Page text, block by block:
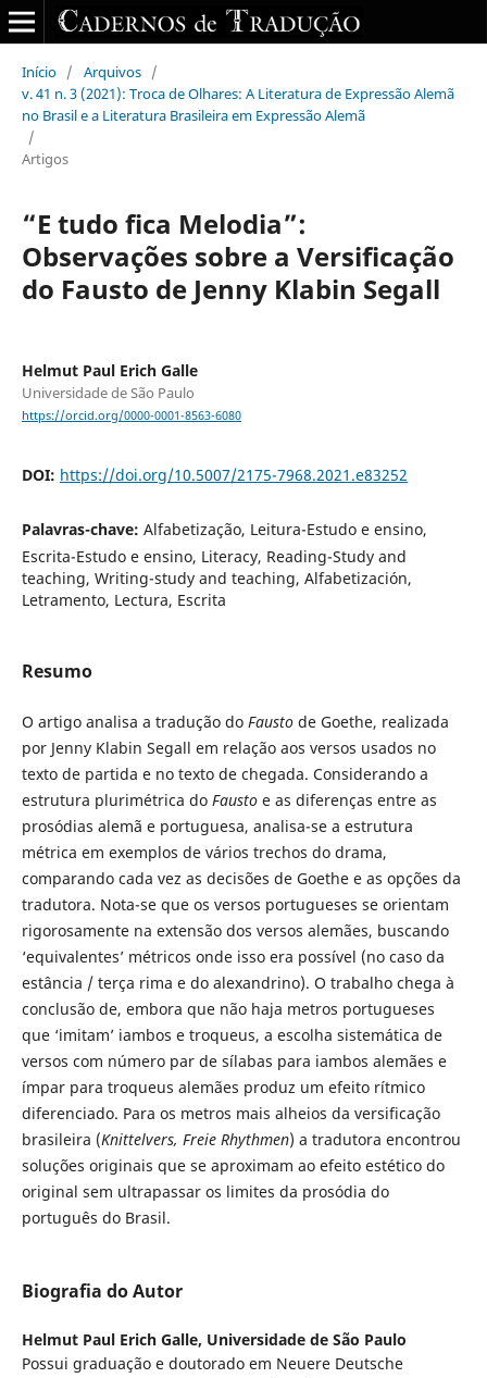
Início / Arquivos /
v. 41 n. 3 (2021): Troca de Olhares: A Literatura de Expressão Alemã
no Brasil e a Literatura Brasileira em Expressão Alemã
/
Artigos
“E tudo fica Melodia”:
Observações sobre a Versificação
do Fausto de Jenny Klabin Segall
Helmut Paul Erich Galle
Universidade de São Paulo
https://orcid.org/0000-0001-8563-6080
DOI: https://doi.org/10.5007/2175-7968.2021.e83252
Palavras-chave: Alfabetização, Leitura-Estudo e ensino,
Escrita-Estudo e ensino, Literacy, Reading-Study and
teaching, Writing-study and teaching, Alfabetización,
Letramento, Lectura, Escrita
Resumo
O artigo analisa a tradução do Faustode Goethe, realizada
por Jenny Klabin Segall em relação aos versos usados no
texto de partida e no texto de chegada. Considerando a
estrutura plurimétrica do Faustoe as diferenças entre as
prosódias alemã e portuguesa, analisa-se a estrutura
métrica em exemplos de vários trechos do drama,
comparando cada vez as decisões de Goethe e as opções da
tradutora. Nota-se que os versos portugueses se orientam
rigorosa­mente na extensão dos versos alemães, buscando
‘equivalentes’ métricos onde isso era possível (no caso da
estância / terça rima e do alexandrino). O trabalho chega à
conclusão de, embora que não haja metros portugueses
que ‘imitam’ iambos e troqueus, a escolha sistemática de
versos com número par de sílabas para iambos alemães e
ímpar para troqueus alemães produz um efeito rítmico
diferenciado. Para os metros mais alheios da versificação
brasileira (Knittelvers, Freie Rhythmen) a tradutora encontrou
soluções originais que se aproximam ao efeito estético do
original sem ultrapassar os limites da prosódia do
português do Brasil.
Biografia do Autor
Helmut Paul Erich Galle, Universidade de São Paulo
Possui graduação e doutorado em Neuere Deutsche